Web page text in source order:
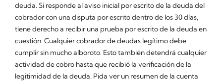
deuda. Si responde al aviso inicial por escrito de la deuda del
cobrador con una disputa por escrito dentro de los 30 días,
tiene derecho a recibir una prueba por escrito de la deuda en
cuestión. Cualquier cobrador de deudas legítimo debe
cumplir sin mucho alboroto. Esto también detendrá cualquier
actividad de cobro hasta que recibió la verificación de la
legitimidad de la deuda. Pida ver un resumen de la cuenta